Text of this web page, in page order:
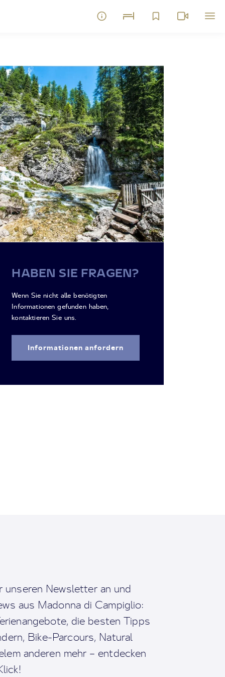
HABEN SIE FRAGEN?
Wenn Sie nicht alle benötigten
Informationen gefunden haben,
kontaktieren Sie uns.
Informationen anfordern
unseren Newsletter an und
aus Madonna di Campiglio:
die besten Tipps
Bike-Parcours, Natural
anderen mehr – entdecken